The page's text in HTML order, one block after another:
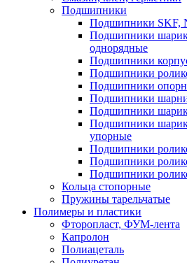
Подшипники
Подшипники SKF,
Подшипники
однорядные
Подшипники
Подшипники
Подшипники
Подшипники
Подшипники
Подшипники
упорные
Подшипники
Подшипники
Подшипники
Кольца стопорные
Пружины тарельчатые
Полимеры и пластики
Фторопласт, ФУМ-лента
Капролон
Полиацеталь